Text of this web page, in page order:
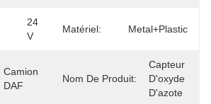
24
V
Matériel: Metal+plastic
Camion
DAF
Nom De Produit:
Capteur
D'oxyde
D'azote